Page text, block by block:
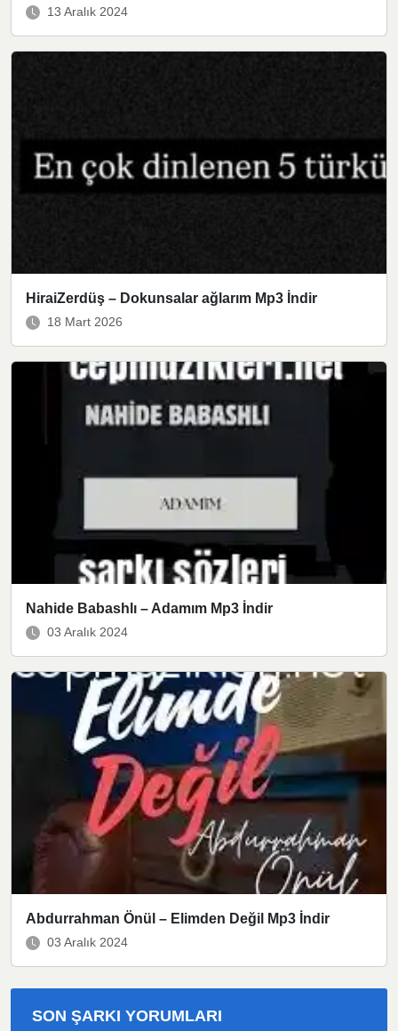
13 Aralık 2024
HiraiZerdüş – Dokunsalar ağlarım Mp3 İndir
18 Mart 2026
Nahide Babashlı – Adamım Mp3 İndir
03 Aralık 2024
Abdurrahman Önül – Elimden Değil Mp3 İndir
03 Aralık 2024
SON ŞARKI YORUMLARI